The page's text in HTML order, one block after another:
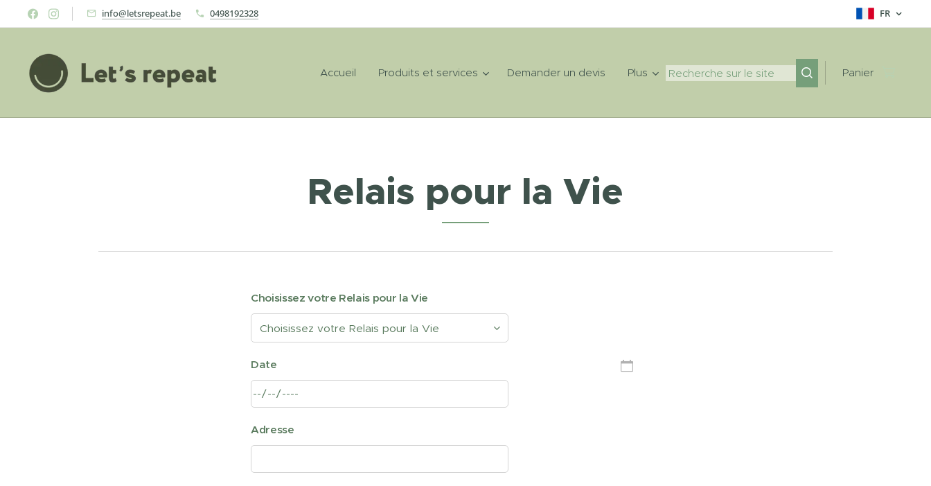
info@letsrepeat.be 0498192328 FR
Accueil Produits et services Demander un devis Plus Panier
Relais pour la Vie
Choisissez votre Relais pour la Vie
Date
Adresse